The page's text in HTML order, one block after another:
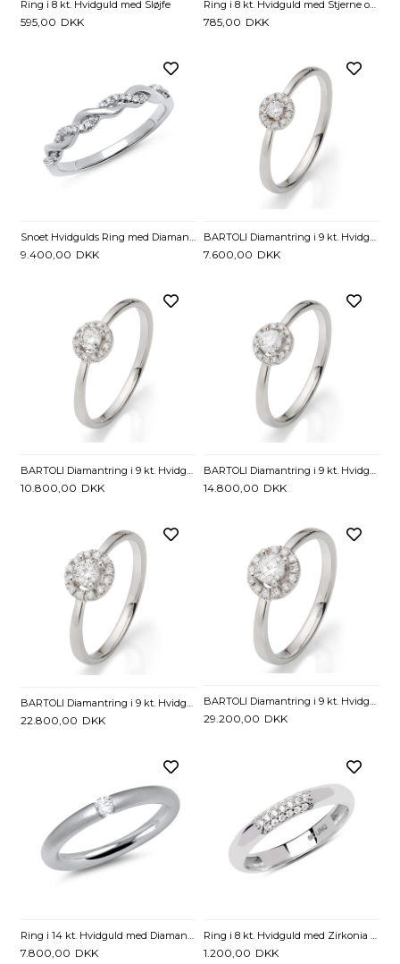
Ring i 8 kt. Hvidguld med Sløjfe
595,00 DKK
Ring i 8 kt. Hvidguld med Stjerne og Zirkonia
785,00 DKK
Snoet Hvidgulds Ring med Diamanter - 0,11 ct.
9.400,00 DKK
BARTOLI Diamantring i 9 kt. Hvidguld med Diamanter - 0,12 ct.
7.600,00 DKK
10.800,00 DKK 14.800,00 DKK
BARTOLI Diamantring i 9 kt. Hvidguld med Diamanter - 0,30 ct.
22.800,00 DKK
BARTOLI Diamantring i 9 kt. Hvidguld med Diamanter - 0,35 ct.
29.200,00 DKK
Ring i 14 kt. Hvidguld med Diamant 0,09 ct
7.800,00 DKK
Ring i 8 kt. Hvidguld med Zirkonia - 54
1.200,00 DKK